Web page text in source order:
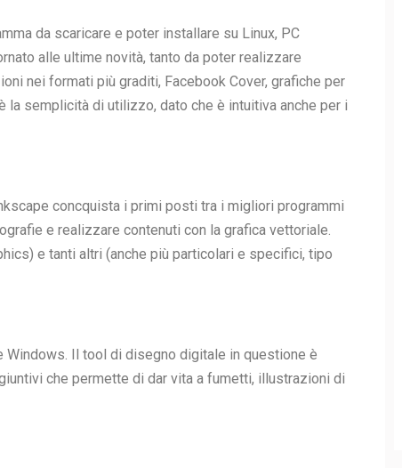
da scaricare e poter installare su Linux, PC
alle ultime novità, tanto da poter realizzare
nei formati più graditi, Facebook Cover, grafiche per
la semplicità di utilizzo, dato che è intuitiva anche per i
concquista i primi posti tra i migliori programmi
e realizzare contenuti con la grafica vettoriale.
e tanti altri (anche più particolari e specifici, tipo
Il tool di disegno digitale in questione è
che permette di dar vita a fumetti, illustrazioni di